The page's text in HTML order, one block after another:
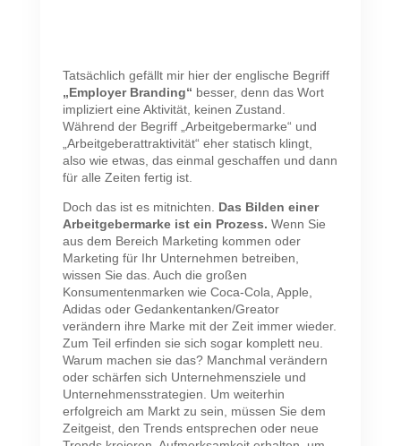
Tatsächlich gefällt mir hier der englische Begriff
„Employer Branding“ besser, denn das Wort
impliziert eine Aktivität, keinen Zustand.
Während der Begriff „Arbeitgebermarke“ und
„Arbeitgeberattraktivität“ eher statisch klingt,
also wie etwas, das einmal geschaffen und dann
für alle Zeiten fertig ist.
Doch das ist es mitnichten. Das Bilden einer
Arbeitgebermarke ist ein Prozess. Wenn Sie
aus dem Bereich Marketing kommen oder
Marketing für Ihr Unternehmen betreiben,
wissen Sie das. Auch die großen
Konsumentenmarken wie Coca-Cola, Apple,
Adidas oder Gedankentanken/Greator
verändern ihre Marke mit der Zeit immer wieder.
Zum Teil erfinden sie sich sogar komplett neu.
Warum machen sie das? Manchmal verändern
oder schärfen sich Unternehmensziele und
Unternehmensstrategien. Um weiterhin
erfolgreich am Markt zu sein, müssen Sie dem
Zeitgeist, den Trends entsprechen oder neue